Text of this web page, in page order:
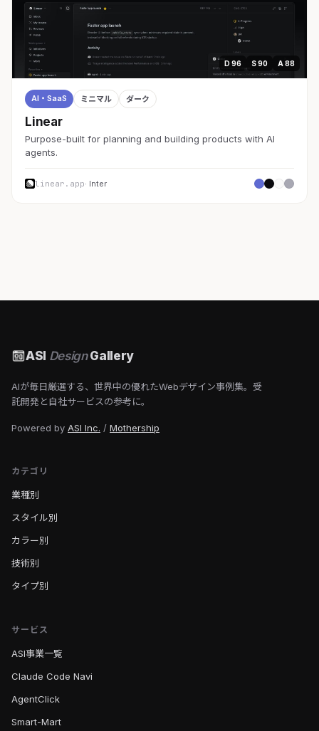
D 96 S 90 A 88
AI・SaaS ミニマル ダーク
Linear
Purpose-built for planning and building products with AI
agents.
linear.app· Inter
ASI DesignGallery
AIが毎日厳選する、世界中の優れたWebデザイン事例集。受
託開発と自社サービスの参考に。
Powered by ASI Inc. / Mothership
カテゴリ
業種別
スタイル別
カラー別
技術別
タイプ別
サービス
ASI事業一覧
Claude Code Navi
AgentClick
Smart-Mart